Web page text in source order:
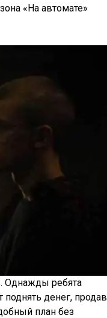
«На автомате»
Однажды ребята
денег, продав
план без